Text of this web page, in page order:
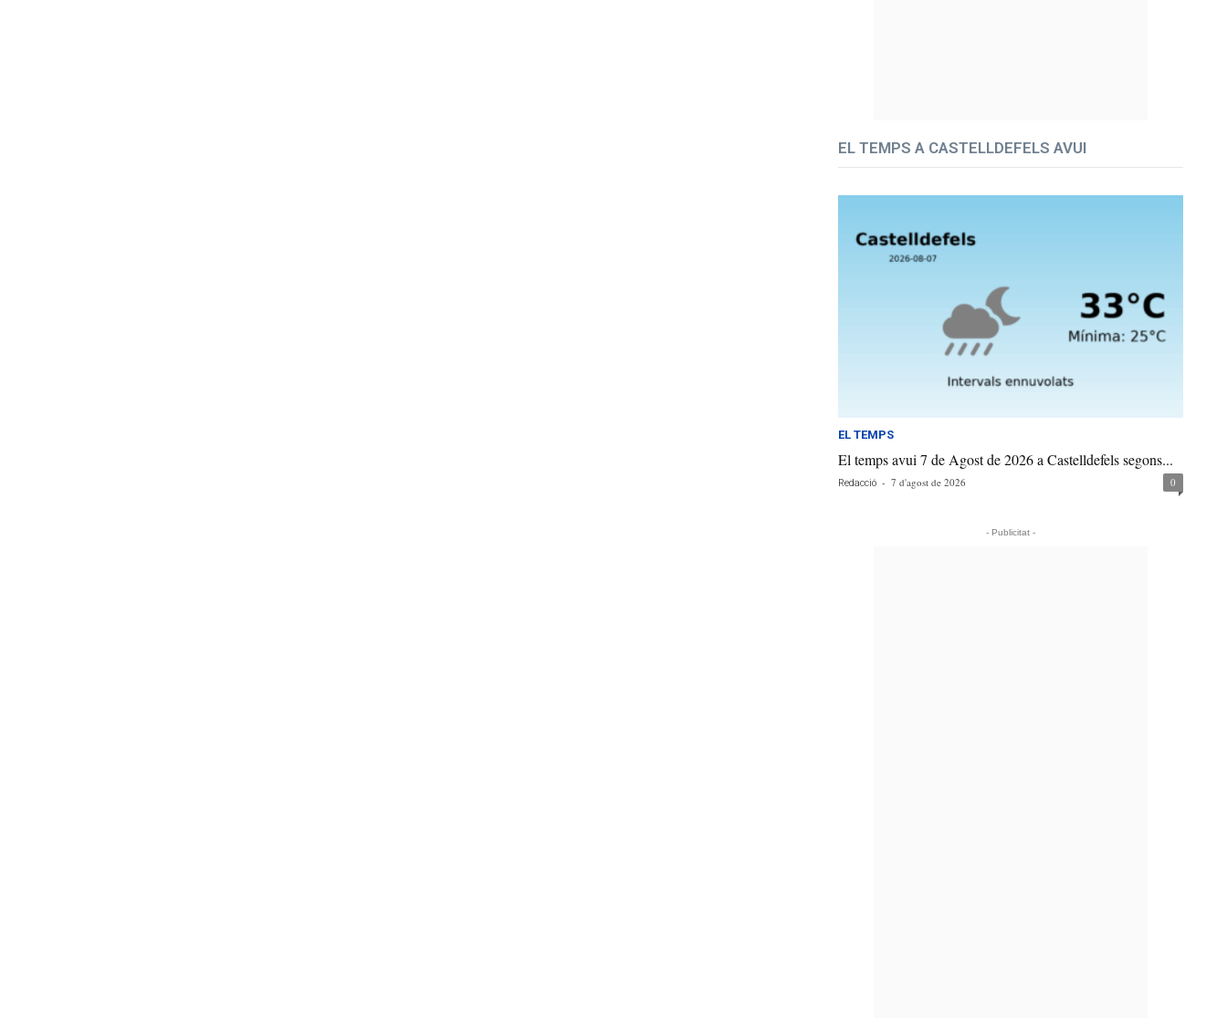
EL TEMPS A CASTELLDEFELS AVUI
EL TEMPS
El temps avui 7 de Agost de 2026 a Castelldefels segons...
Redacció - 7 d'agost de 2026 0
- Publicitat -